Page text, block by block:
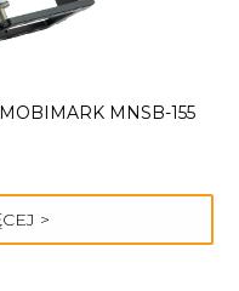
MNSB-155
>